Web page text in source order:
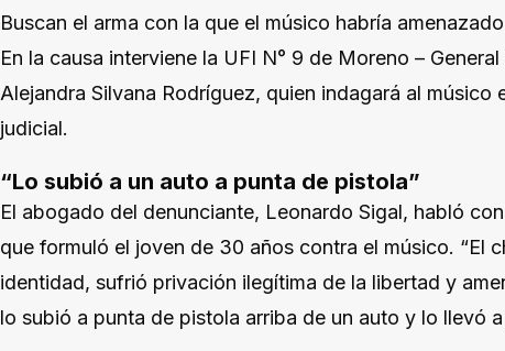
Buscan el arma con la que el músico habría
En la causa interviene la UFI N° 9 de Moreno –
Alejandra Silvana Rodríguez, quien indagará al músico
judicial.
“Lo subió a un auto a punta de pistola”
El abogado del denunciante, Leonardo Sigal, habló con
que formuló el joven de 30 años contra el músico. “El
identidad, sufrió privación ilegítima de la libertad y
lo subió a punta de pistola arriba de un auto y lo llevó